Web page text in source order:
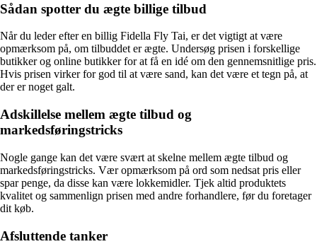
Sådan spotter du ægte billige tilbud
Når du leder efter en billig Fidella Fly Tai, er det vigtigt at være
opmærksom på, om tilbuddet er ægte. Undersøg prisen i forskellige
butikker og online butikker for at få en idé om den gennemsnitlige pris.
Hvis prisen virker for god til at være sand, kan det være et tegn på, at
der er noget galt.
Adskillelse mellem ægte tilbud og
markedsføringstricks
Nogle gange kan det være svært at skelne mellem ægte tilbud og
markedsføringstricks. Vær opmærksom på ord som nedsat pris eller
spar penge, da disse kan være lokkemidler. Tjek altid produktets
kvalitet og sammenlign prisen med andre forhandlere, før du foretager
dit køb.
Afsluttende tanker